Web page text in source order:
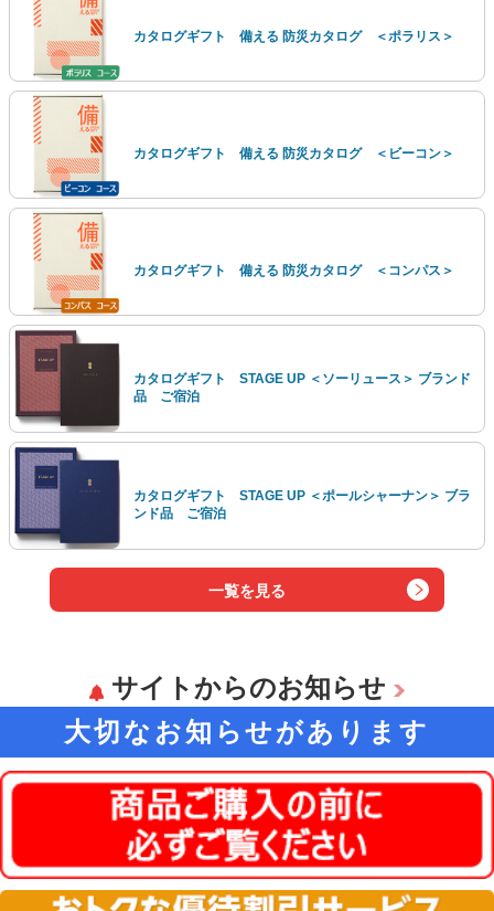
カタログギフト 備える 防災カタログ ＜ポラリス＞
カタログギフト 備える 防災カタログ ＜ビーコン＞
カタログギフト 備える 防災カタログ ＜コンパス＞
カタログギフト STAGE UP ＜ソーリュース＞ ブランド
品 ご宿泊
カタログギフト STAGE UP ＜ポールシャーナン＞ ブラ
ンド品 ご宿泊
一覧を見る
サイトからのお知らせ
大切なお知らせがあります